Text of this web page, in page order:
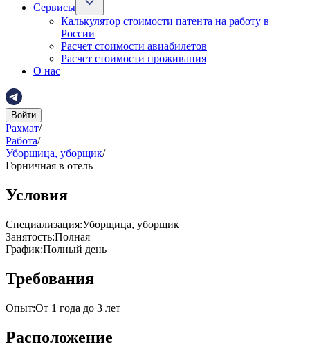
Сервисы
Калькулятор стоимости патента на работу в
России
Расчет стоимости авиабилетов
Расчет стоимости проживания
О нас
Войти
Рахмат/
Работа/
Уборщица, уборщик/
Горничная в отель
Условия
Специализация:Уборщица, уборщик
Занятость:Полная
График:Полный день
Требования
Опыт:От 1 года до 3 лет
Расположение